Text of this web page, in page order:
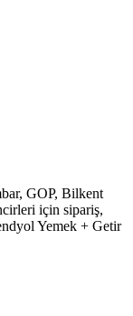
GOP, Bilkent
için sipariş,
Yemek + Getir